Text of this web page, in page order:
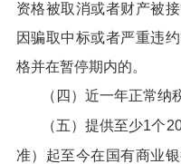
资格被取消或者财产被
因骗取中标或者严重违
格并在暂停期内的。
（四）近一年正常纳
（五）提供至少1个
准）起至今在国有商业